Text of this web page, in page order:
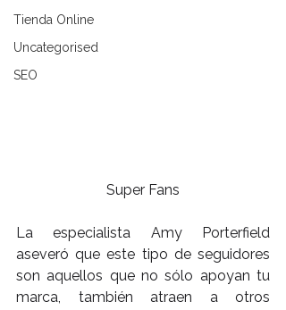
Tienda Online
Uncategorised
SEO
Super Fans
La especialista Amy Porterfield
aseveró que este tipo de seguidores
son aquellos que no sólo apoyan tu
marca, también atraen a otros